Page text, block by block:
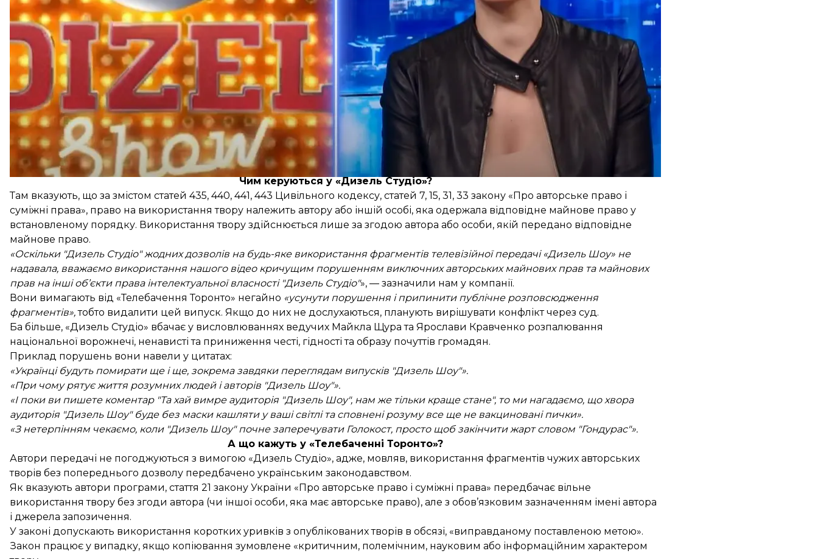
Як зазначили представники «Дизель Студіо», це відео містить об’єкти права інтелектуальної власності, що їм належать. Там
вважають, що використання фрагментів «Дизель Шоу» без попереднього погодження з ними є незаконним.
Чим керуються у «Дизель Студіо»?
Там вказують, що за змістом статей 435, 440, 441, 443 Цивільного кодексу, статей 7, 15, 31, 33 закону «Про авторське право і
суміжні права», право на використання твору належить автору або іншій особі, яка одержала відповідне майнове право у
встановленому порядку. Використання твору здійснюється лише за згодою автора або особи, якій передано відповідне
майнове право.
«Оскільки "Дизель Студіо" жодних дозволів на будь-яке використання фрагментів телевізійної передачі «Дизель Шоу» не
надавала, вважаємо використання нашого відео кричущим порушенням виключних авторських майнових прав та майнових
прав на інші об’єкти права інтелектуальної власності "Дизель Студіо"», — зазначили нам у компанії.
Вони вимагають від «Телебачення Торонто» негайно «усунути порушення і припинити публічне розповсюдження
фрагментів»,тобто видалити цей випуск. Якщо до них не дослухаються, планують вирішувати конфлікт через суд.
Ба більше, «Дизель Студіо» вбачає у висловлюваннях ведучих Майкла Щура та Ярослави Кравченко розпалювання
національної ворожнечі, ненависті та приниження честі, гідності та образу почуттів громадян.
Приклад порушень вони навели у цитатах:
«Українці будуть помирати ще і ще, зокрема завдяки переглядам випусків "Дизель Шоу"».
«При чому рятує життя розумних людей і авторів "Дизель Шоу"».
«І поки ви пишете коментар "Та хай вимре аудиторія "Дизель Шоу", нам же тільки краще стане", то ми нагадаємо, що хвора
аудиторія "Дизель Шоу" буде без маски кашляти у ваші світлі та сповнені розуму все ще не вакциновані пички».
«З нетерпінням чекаємо, коли "Дизель Шоу" почне заперечувати Голокост, просто щоб закінчити жарт словом "Гондурас"».
А що кажуть у «Телебаченні Торонто»?
Автори передачі не погоджуються з вимогою «Дизель Студіо», адже, мовляв, використання фрагментів чужих авторських
творів без попереднього дозволу передбачено українським законодавством.
Як вказують автори програми, стаття 21 закону України «Про авторське право і суміжні права» передбачає вільне
використання твору без згоди автора (чи іншої особи, яка має авторське право), але з обов’язковим зазначенням імені автора
і джерела запозичення.
У законі допускають використання коротких уривків з опублікованих творів в обсязі, «виправданому поставленою метою».
Закон працює у випадку, якщо копіювання зумовлене «критичним, полемічним, науковим або інформаційним характером